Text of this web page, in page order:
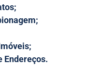
Endereços.